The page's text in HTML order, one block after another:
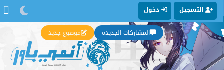
التسجيل دخول
المشاركات الجديدة موضوع جديد